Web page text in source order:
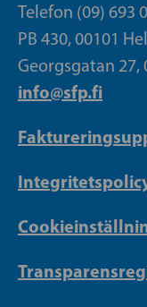
Telefon (09) 693
PB 430, 00101
Georgsgatan 27,
info@sfp.fi